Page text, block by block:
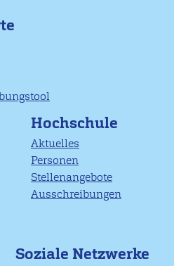
Hochschule
Aktuelles
Personen
Stellenangebote
Ausschreibungen
Soziale Netzwerke